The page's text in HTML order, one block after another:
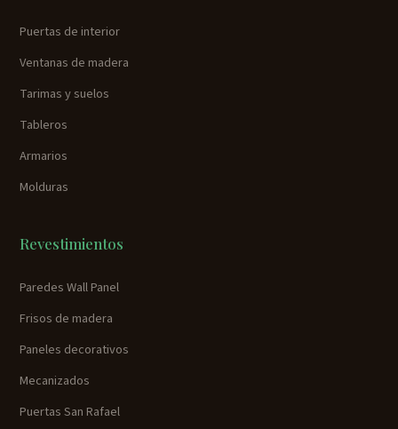
Puertas de interior
Ventanas de madera
Tarimas y suelos
Tableros
Armarios
Molduras
Revestimientos
Paredes Wall Panel
Frisos de madera
Paneles decorativos
Mecanizados
Puertas San Rafael